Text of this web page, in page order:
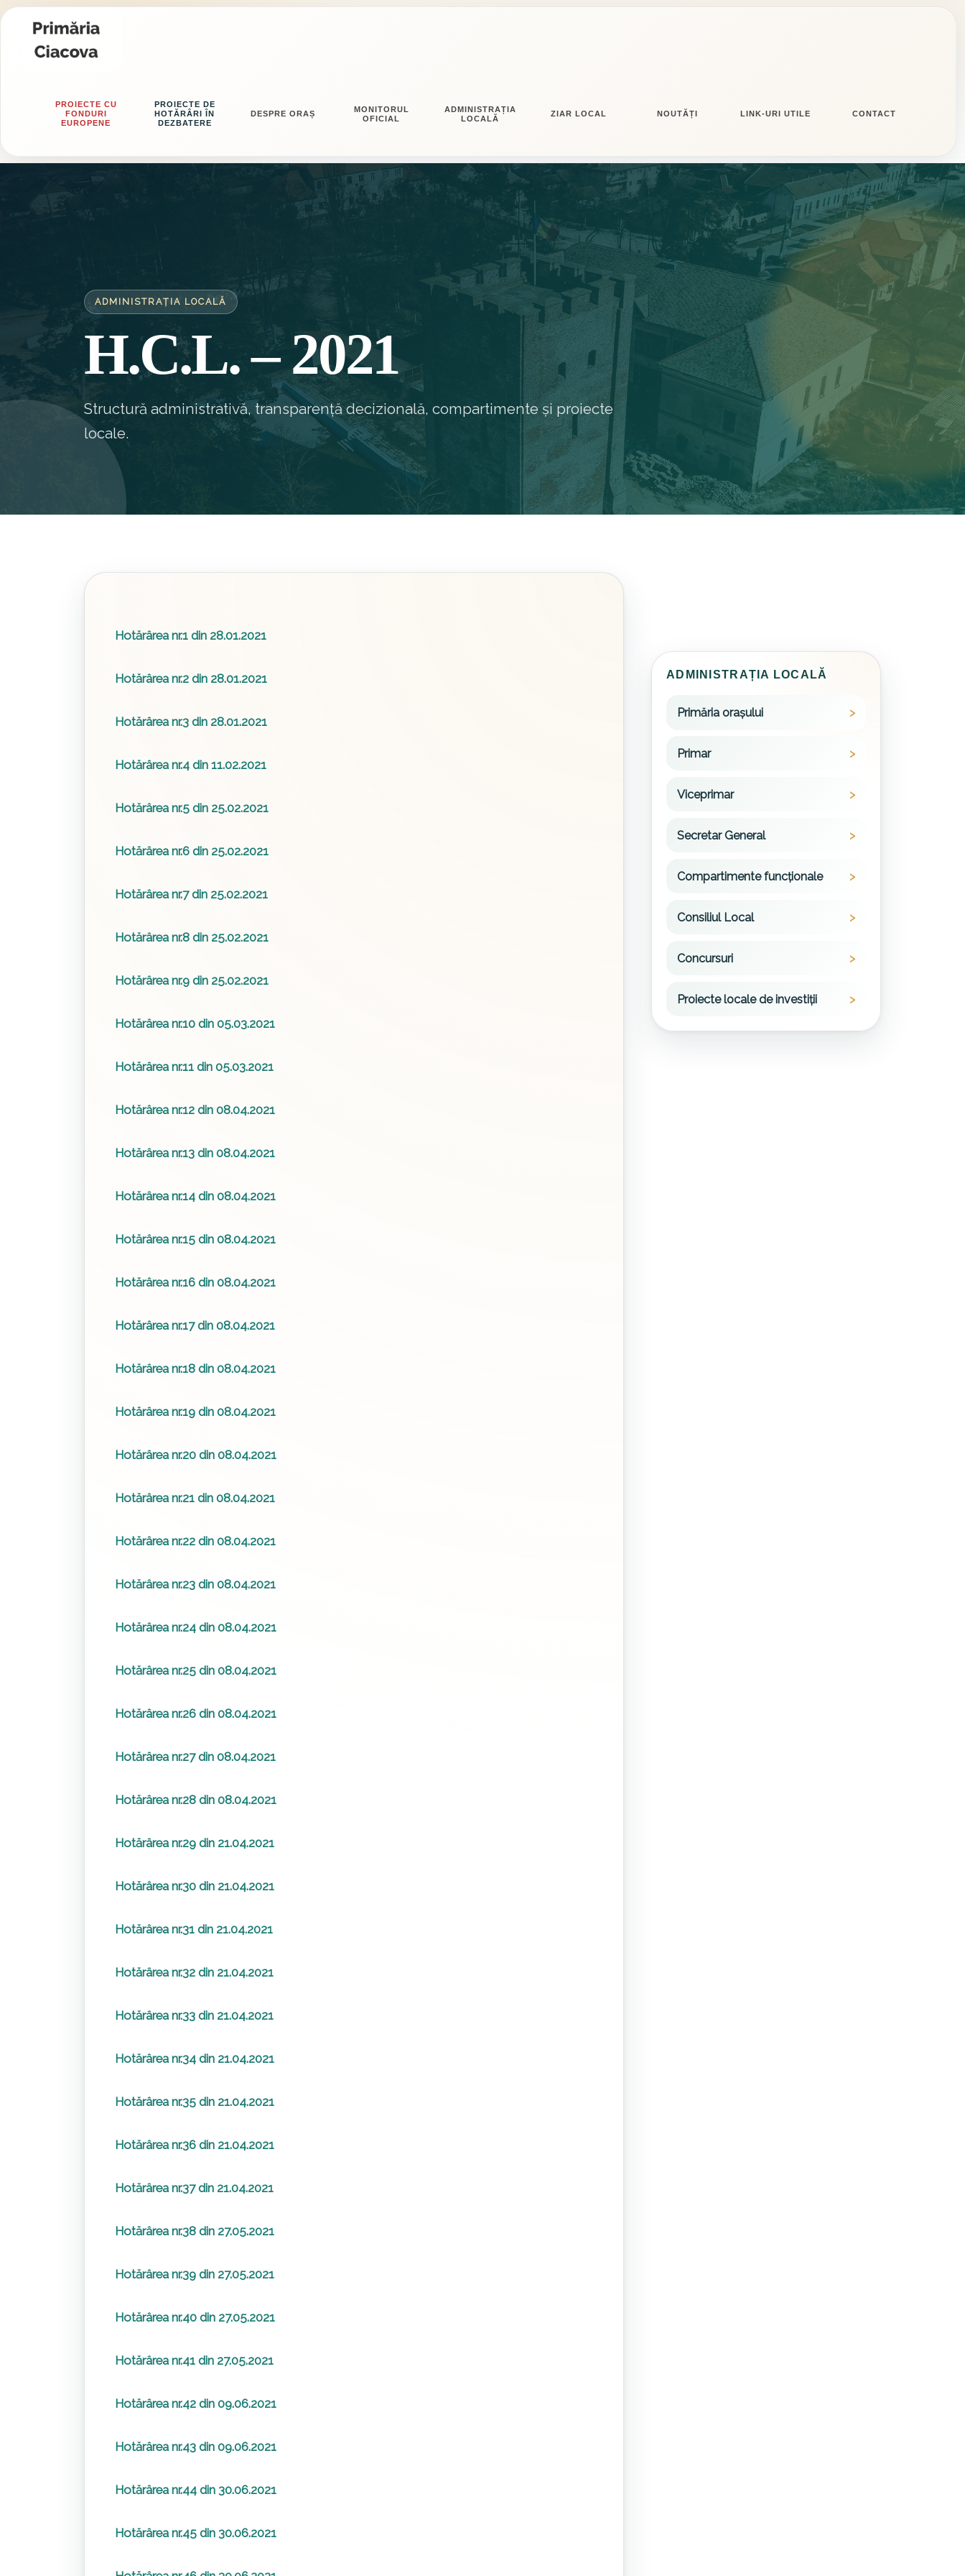
PROIECTE CU
FONDURI
EUROPENE
PROIECTE DE
HOTĂRÂRI ÎN
DEZBATERE
DESPRE ORAȘ
MONITORUL
OFICIAL
ADMINISTRAȚIA
LOCALĂ
ZIAR LOCAL NOUTĂȚI LINK-URI UTILE CONTACT
ADMINISTRAȚIA LOCALĂ
H.C.L. – 2021
Structură administrativă, transparență decizională, compartimente și proiecte
locale.
Hotărârea nr.1 din 28.01.2021
Hotărârea nr.2 din 28.01.2021
Hotărârea nr.3 din 28.01.2021
Hotărârea nr.4 din 11.02.2021
Hotărârea nr.5 din 25.02.2021
Hotărârea nr.6 din 25.02.2021
Hotărârea nr.7 din 25.02.2021
Hotărârea nr.8 din 25.02.2021
Hotărârea nr.9 din 25.02.2021
Hotărârea nr.10 din 05.03.2021
Hotărârea nr.11 din 05.03.2021
Hotărârea nr.12 din 08.04.2021
Hotărârea nr.13 din 08.04.2021
Hotărârea nr.14 din 08.04.2021
Hotărârea nr.15 din 08.04.2021
Hotărârea nr.16 din 08.04.2021
Hotărârea nr.17 din 08.04.2021
Hotărârea nr.18 din 08.04.2021
Hotărârea nr.19 din 08.04.2021
Hotărârea nr.20 din 08.04.2021
Hotărârea nr.21 din 08.04.2021
Hotărârea nr.22 din 08.04.2021
Hotărârea nr.23 din 08.04.2021
Hotărârea nr.24 din 08.04.2021
Hotărârea nr.25 din 08.04.2021
Hotărârea nr.26 din 08.04.2021
Hotărârea nr.27 din 08.04.2021
Hotărârea nr.28 din 08.04.2021
Hotărârea nr.29 din 21.04.2021
Hotărârea nr.30 din 21.04.2021
Hotărârea nr.31 din 21.04.2021
Hotărârea nr.32 din 21.04.2021
Hotărârea nr.33 din 21.04.2021
Hotărârea nr.34 din 21.04.2021
Hotărârea nr.35 din 21.04.2021
Hotărârea nr.36 din 21.04.2021
Hotărârea nr.37 din 21.04.2021
Hotărârea nr.38 din 27.05.2021
Hotărârea nr.39 din 27.05.2021
Hotărârea nr.40 din 27.05.2021
Hotărârea nr.41 din 27.05.2021
Hotărârea nr.42 din 09.06.2021
Hotărârea nr.43 din 09.06.2021
Hotărârea nr.44 din 30.06.2021
Hotărârea nr.45 din 30.06.2021
ADMINISTRAȚIA LOCALĂ
Primăria orașului
Primar
Viceprimar
Secretar General
Compartimente funcționale
Consiliul Local
Concursuri
Proiecte locale de investiții